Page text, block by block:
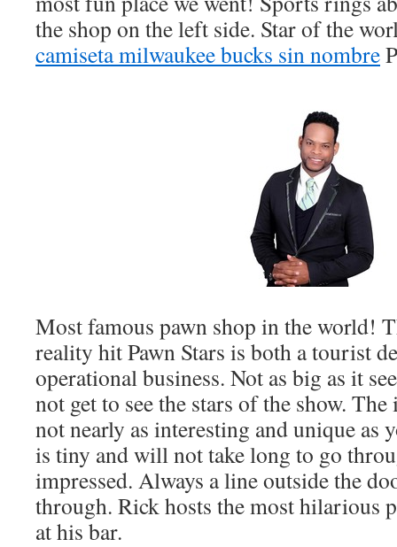
the shop on the left side. Star of the
camiseta milwaukee bucks sin nombre
Most famous pawn shop in the world!
reality hit Pawn Stars is both a tourist
operational business. Not as big as it
not get to see the stars of the show.
not nearly as interesting and unique as
is tiny and will not take long to go
impressed. Always a line outside the
through. Rick hosts the most hilarious
at his bar.